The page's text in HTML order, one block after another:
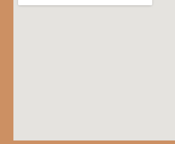
Coffrets chocolatés